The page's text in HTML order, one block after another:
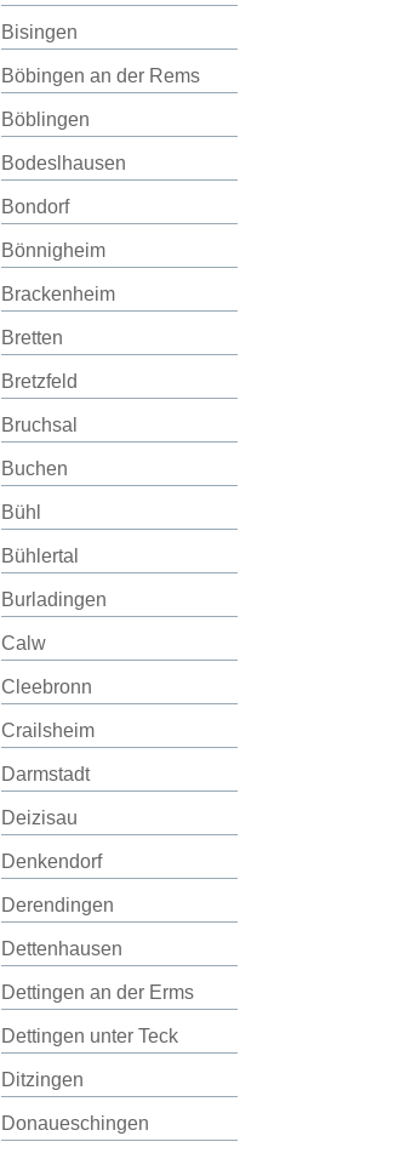
Bisingen
Böbingen an der Rems
Böblingen
Bodeslhausen
Bondorf
Bönnigheim
Brackenheim
Bretten
Bretzfeld
Bruchsal
Buchen
Bühl
Bühlertal
Burladingen
Calw
Cleebronn
Crailsheim
Darmstadt
Deizisau
Denkendorf
Derendingen
Dettenhausen
Dettingen an der Erms
Dettingen unter Teck
Ditzingen
Donaueschingen